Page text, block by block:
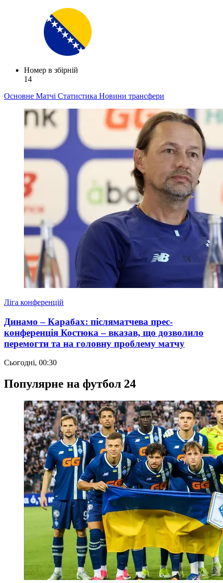
Номер в збірній
14
Основне Матчі Статистика Новини трансфери
Ліга конференцій
Динамо – Карабах: післяматчева прес-
конференція Костюка – вказав, що дозволило
перемогти та на головну проблему матчу
Сьогодні, 00:30
Популярне на футбол 24